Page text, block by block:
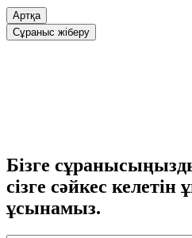
Артқа
Сұраныс жіберу
Бізге сұранысыңызды
сізге сәйкес
ұсынамыз.